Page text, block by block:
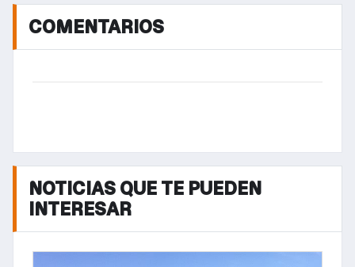
COMENTARIOS
NOTICIAS QUE TE PUEDEN
INTERESAR